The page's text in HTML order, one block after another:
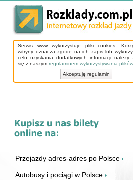
Serwis www wykorzystuje pliki cookies.
witryny oznacza zgodę na ich zapis lub
celu uzyskania dodatkowych informacji należy
się z naszym regulaminem wykorzystywania
Akceptuję regulamin
Przejazdy adres-adres po Polsce
Autobusy i pociągi w Polsce